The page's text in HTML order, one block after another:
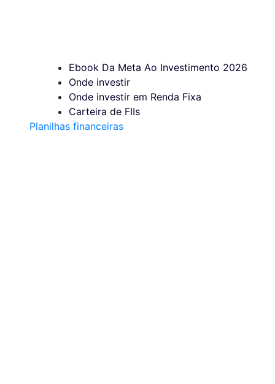
Ebook Da Meta Ao Investimento 2026
Onde investir
Onde investir em Renda Fixa
Carteira de FIIs
Planilhas financeiras